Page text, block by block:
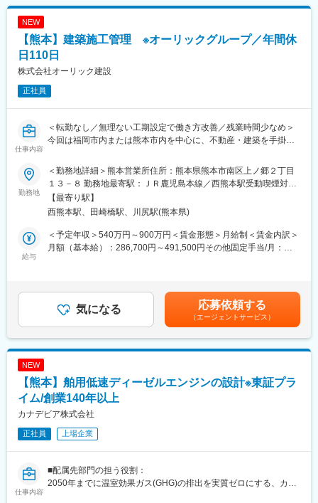
は、入寮を想定）
※東京本社所在地：〒143-8580 東京都大田区大森北2-13-11
■働き方や福利厚生について：
ます。Will（=意志）というディスコの社内通貨を用いて業務やサ
ービス、備品等を金額換算し、収支を管理するものです。
ディスコでは、難しい案件で多額のWillを稼ぐ人もいれば、Willの
業務量が多い場合は、自分でWillを払って業務を他社員にアウトソ
ースする等で残業時間も調整可能です。
営業本部 国内営業部 九州セールスグループ
NEW
【熊本】建築施工管理 ※オーリックグループ／年間休
日110日
株式会社オーリック建設
正社員
仕事内容
＜転勤なし／無理ない工期設定で働き方改善／残業時間少なめ＞
今回は福岡市内または熊本市内を中心に、不動産・建築を手掛け
賃貸マンションのRC施工管理を担当いただきます。
当社は社員の成長には投資を惜しまない経営方針で、専門性を磨
ける環境を整えております。
【業務内容】
■施工計画・積算・発注
【仕事の流れ】
■見積依頼をいただき、設計図から全体工程を立案。積算業務を行
都度請求
■工期内に完工させ、建物の引き渡し。その後のメンテナンス
・ガレット藤崎南
・イクシオン筥崎宮など
勤務地
＜勤務地詳細＞熊本営業所住所：熊本県熊本市南区上ノ郷２丁目
１３－８ 勤務地最寄駅：ＪＲ鹿児島本線／西熊本駅受動喫煙対
策：屋内全面禁煙変更の範囲：会社の定める事業所
【最寄り駅】
西熊本駅、田崎橋駅、川尻駅(熊本県)
給与
＜予定年収＞540万円～900万円＜賃金形態＞月給制＜賃金内訳＞
月額（基本給）：286,700円～491,500円その他固定手当/月：
無＞有＜残業手当＞有＜給与補足＞■賞与：あり(2回)※2.4か月■昇
給：あり(1回)■家族手当、通勤手当あり賃金はあくまでも目安の
金額であり、選考を通じて上下する可能性があります。月給(月額)
は固定手当を含めた表記です。
気になる 応募依頼する
（エージェントサービス）
NEW
【熊本】舶用低速ディーゼルエンジンの設計※東証プラ
イム/創業140年以上
カナデビア株式会社
正社員 上場企業
仕事内容
■配属先部門の担う役割：
2050年までに温室効果ガス(GHG)の排出を実質ゼロにする、カー